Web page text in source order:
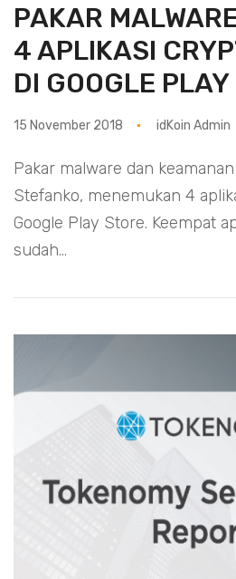
PAKAR
4 APLIKASI
DI GOOGLE
15 November 2018 idKoin Admin
Pakar malware dan
Stefanko, menemukan 4
Google Play Store. Keempat
sudah...